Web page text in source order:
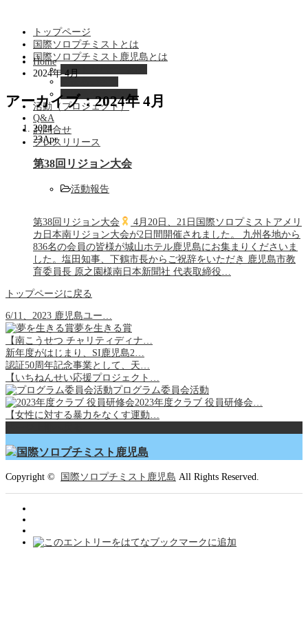
トップページ
国際ソロプチミストとは
国際ソロプチミスト鹿児島とは
パストガバナー紹介
鹿児島クラブ紹介
活動（プロジェクト）
Q&A
お問合せ
プレスリリース
Home
2024年 4月
アーカイブ：2024年 4月
2024
23Apr
第38回リジョン大会
活動報告
第38回リジョン大会
4月20日、21日国際ソロプミストアメリ
カ日本南リジョン大会が2日間開催されました。 九州各地から
836名の会員の皆様が城山ホテル鹿児島にお集まりくださいま
した。塩田知事、下鶴市長からご祝辞をいただき 鹿児島市教
育委員長 原之園様南日本新聞社 代表取締役…
トップページに戻る
6/11、2023 鹿児島ユー…
夢を生きる賞
【南こうせつ チャリティディナ…
新年度がはじまり、SI鹿児島2…
認証50周年記念事業として、天…
【いちねんせい応援プロジェクト…
プログラム委員会活動
2023年度クラブ 役員研修会…
【女性に対する暴力をなくす運動…
Copyright © 国際ソロプチミスト鹿児島 All Rights Reserved.